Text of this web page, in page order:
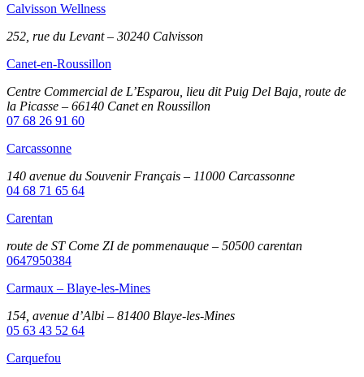
Calvisson Wellness
252, rue du Levant – 30240 Calvisson
Canet-en-Roussillon
Centre Commercial de L’Esparou, lieu dit Puig Del Baja, route de
la Picasse – 66140 Canet en Roussillon
07 68 26 91 60
Carcassonne
140 avenue du Souvenir Français – 11000 Carcassonne
04 68 71 65 64
Carentan
route de ST Come ZI de pommenauque – 50500 carentan
0647950384
Carmaux – Blaye-les-Mines
154, avenue d’Albi – 81400 Blaye-les-Mines
05 63 43 52 64
Carquefou